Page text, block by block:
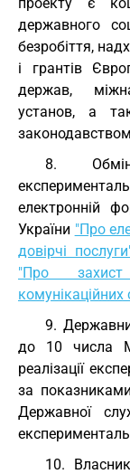
державного
безробіття,
і грантів
держав,
установ, а
8.
електронній
України "Про
довірчі
"Про захист
комунікаційних
9.
до 10 числа
реалізації
за
Державної
10.